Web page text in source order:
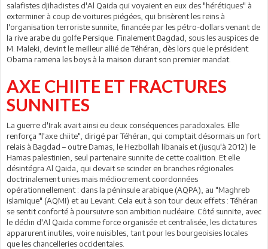
salafistes djihadistes d'Al Qaida qui voyaient en eux des "hérétiques" à
exterminer à coup de voitures piégées, qui brisèrent les reins à
l'organisation terroriste sunnite, financée par les pétro-dollars venant de
la rive arabe du golfe Persique. Finalement Bagdad, sous les auspices de
M. Maleki, devint le meilleur allié de Téhéran, dès lors que le président
Obama ramena les boys à la maison durant son premier mandat.
AXE CHIITE ET FRACTURES
SUNNITES
La guerre d'Irak avait ainsi eu deux conséquences paradoxales. Elle
renforça "l'axe chiite", dirigé par Téhéran, qui comptait désormais un fort
relais à Bagdad – outre Damas, le Hezbollah libanais et (jusqu'à 2012) le
Hamas palestinien, seul partenaire sunnite de cette coalition. Et elle
désintégra Al Qaida, qui devait se scinder en branches régionales
doctrinalement unies mais médiocrement coordonnées
opérationnellement : dans la péninsule arabique (AQPA), au "Maghreb
islamique" (AQMI) et au Levant. Cela eut à son tour deux effets : Téhéran
se sentit conforté à poursuivre son ambition nucléaire. Côté sunnite, avec
le déclin d'Al Qaida comme force organisée et centralisée, les dictatures
apparurent inutiles, voire nuisibles, tant pour les bourgeoisies locales
que les chancelleries occidentales.